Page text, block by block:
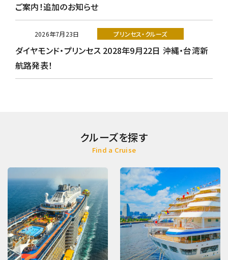
ご案内！追加のお知らせ
2026年7月23日 プリンセス・クルーズ
ダイヤモンド・プリンセス 2028年9月22日 沖縄・台湾新
航路発表！
クルーズを探す
Find a Cruise